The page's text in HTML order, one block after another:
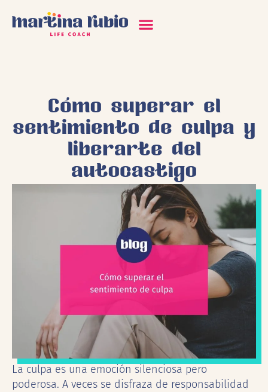
Cómo superar el
sentimiento de culpa y
liberarte del
autocastigo
La culpa es una emoción silenciosa pero
poderosa. A veces se disfraza de responsabilidad